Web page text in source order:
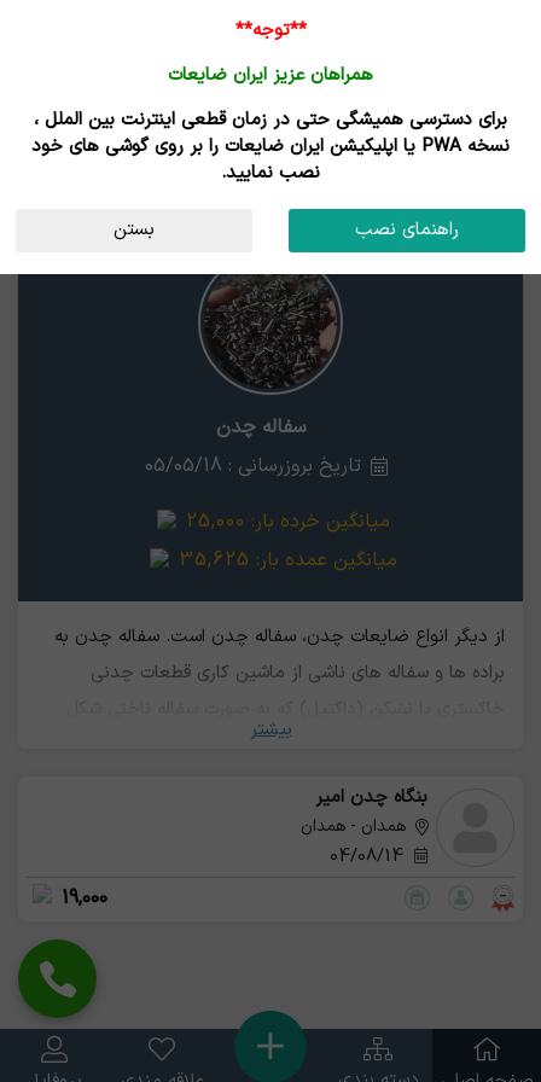
قیمت روز خریداران فروشندگان
نتایج جستجوی قیمت
همدان
سفاله چدن
تاریخ بروزرسانی : 05/05/18
میانگین خرده بار: 25,000
میانگین عمده بار: 35,625
از دیگر انواع ضایعات چدن، سفاله چدن است. سفاله چدن به
براده ها و سفاله های ناشی از ماشین کاري قطعات چدنی
بوده گفته می شودکه قابلیت بازیافت و استفاده مجدد را دارند.‌
قیمت سفاله چدن از نوع ضایعات چدن درشت بار و ریزبار
ارزان تر است
بیشتر
بنگاه چدن امیر
همدان - همدان
04/08/14
19,000
**توجه**
همراهان عزیز ایران ضایعات
برای دسترسی همیشگی حتی در زمان قطعی اینترنت بین الملل ،
نسخه PWA یا اپلیکیشن ایران ضایعات را بر روی گوشی های خود
نصب نمایید.
راهنمای نصب بستن